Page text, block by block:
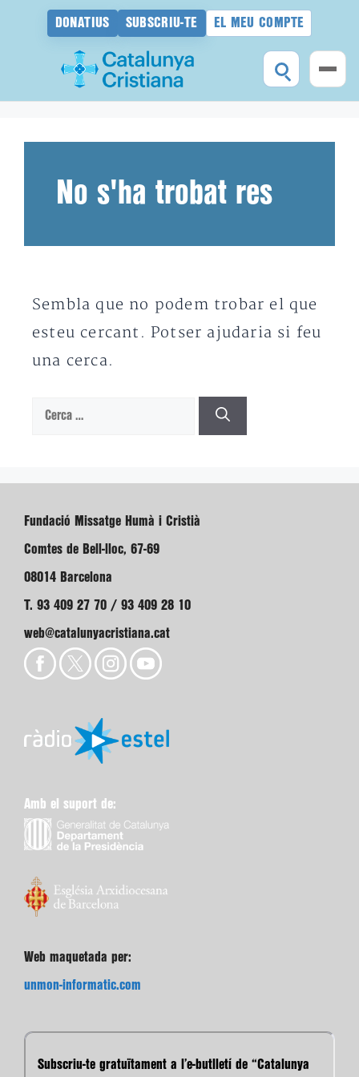
DONATIUS SUBSCRIU-TE EL MEU COMPTE
No s'ha trobat res
Sembla que no podem trobar el que
esteu cercant. Potser ajudaria si feu
una cerca.
Cerca:
Fundació Missatge Humà i Cristià
Comtes de Bell-lloc, 67-69
08014 Barcelona
T. 93 409 27 70 / 93 409 28 10
web@catalunyacristiana.cat
Amb el suport de:
Web maquetada per:
unmon-informatic.com
Subscriu-te gratuïtament a l’e-butlletí de “Catalunya